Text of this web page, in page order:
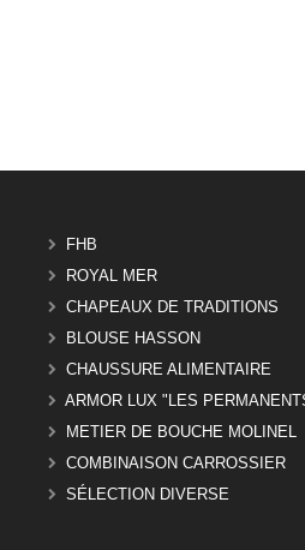
FHB
ROYAL MER
CHAPEAUX DE TRADITIONS
BLOUSE HASSON
CHAUSSURE ALIMENTAIRE
ARMOR LUX "LES
METIER DE BOUCHE MOLINEL
COMBINAISON CARROSSIER
SÉLECTION DIVERSE